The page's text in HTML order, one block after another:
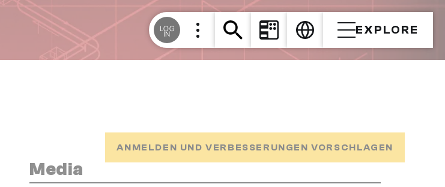
LOG
IN EXPLORE
ANMELDEN UND VERBESSERUNGEN VORSCHLAGEN
Media